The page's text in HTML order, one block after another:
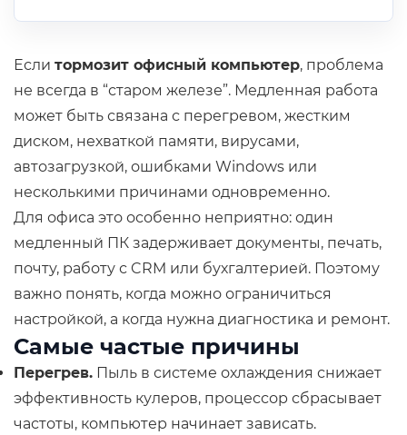
Если тормозит офисный компьютер, проблема
не всегда в “старом железе”. Медленная работа
может быть связана с перегревом, жестким
диском, нехваткой памяти, вирусами,
автозагрузкой, ошибками Windows или
несколькими причинами одновременно.
Для офиса это особенно неприятно: один
медленный ПК задерживает документы, печать,
почту, работу с CRM или бухгалтерией. Поэтому
важно понять, когда можно ограничиться
настройкой, а когда нужна диагностика и ремонт.
Самые частые причины
Перегрев. Пыль в системе охлаждения снижает
эффективность кулеров, процессор сбрасывает
частоты, компьютер начинает зависать.